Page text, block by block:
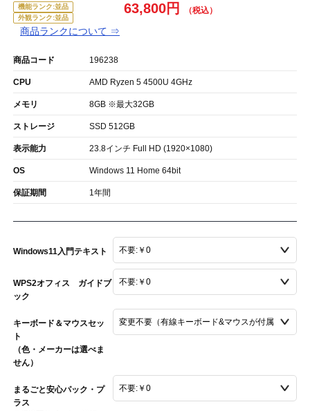
機能ランク:並品
外観ランク:並品
商品ランクについて ⇒
63,800円
商品コード 196238
CPU AMD Ryzen 5 4500U 4GHz
メモリ 8GB ※最大32GB
ストレージ SSD 512GB
表示能力 23.8インチ Full HD (1920×1080)
OS Windows 11 Home 64bit
保証期間 1年間
Windows11入門テキスト
WPS2オフィス ガイドブ
ック
キーボード＆マウスセッ
ト
（色・メーカーは選べま
せん）
まるごと安心パック・プ
ラス